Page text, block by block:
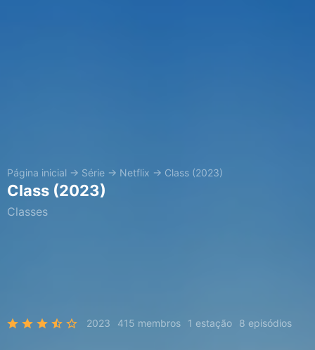
Página inicial → Série → Netflix → Class (2023)
Class (2023)
Classes
2023 415 membros 1 estação 8 episódios